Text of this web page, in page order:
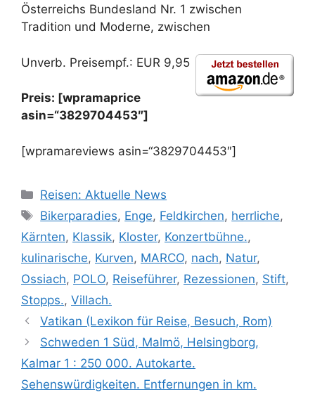
Österreichs Bundesland Nr. 1 zwischen
Tradition und Moderne, zwischen
Unverb. Preisempf.: EUR 9,95
Preis: [wpramaprice
asin=“3829704453″]
[wpramareviews asin=“3829704453″]
Kategorien
Reisen: Aktuelle News
Schlagwörter
Bikerparadies, Enge, Feldkirchen, herrliche,
Kärnten, Klassik, Kloster, Konzertbühne.,
kulinarische, Kurven, MARCO, nach, Natur,
Ossiach, POLO, Reiseführer, Rezessionen, Stift,
Stopps., Villach.
Vatikan (Lexikon für Reise, Besuch, Rom)
Schweden 1 Süd, Malmö, Helsingborg,
Kalmar 1 : 250 000. Autokarte.
Sehenswürdigkeiten. Entfernungen in km.